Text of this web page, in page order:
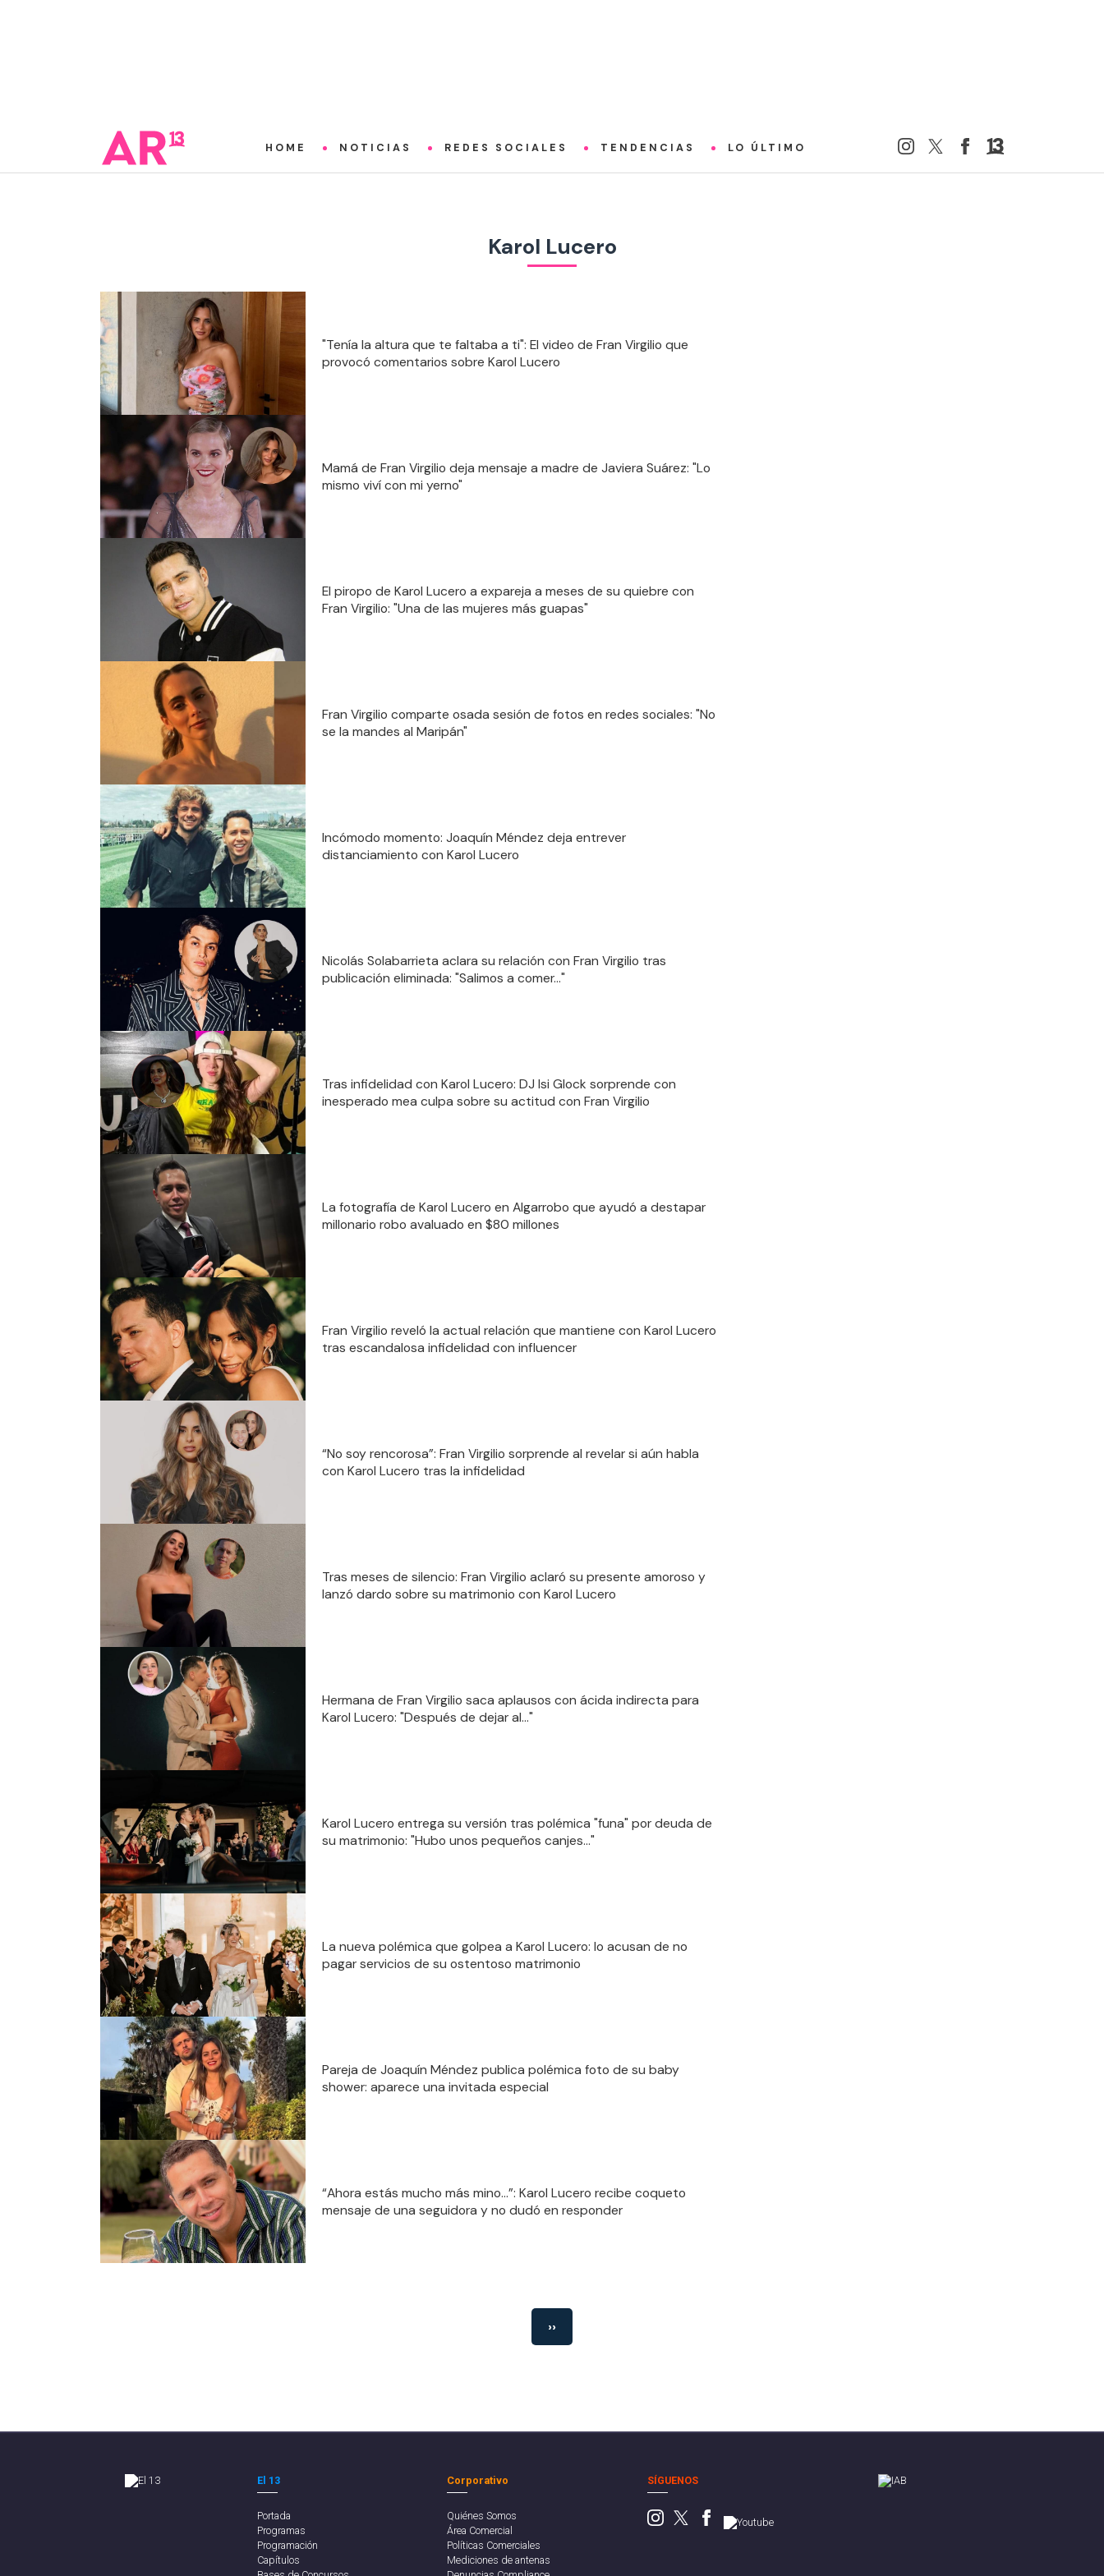
HOME NOTICIAS REDES SOCIALES TENDENCIAS LO ÚLTIMO
Karol Lucero
"Tenía la altura que te faltaba a ti": El video de Fran Virgilio que
provocó comentarios sobre Karol Lucero
Mamá de Fran Virgilio deja mensaje a madre de Javiera Suárez: "Lo
mismo viví con mi yerno"
El piropo de Karol Lucero a expareja a meses de su quiebre con
Fran Virgilio: "Una de las mujeres más guapas"
Fran Virgilio comparte osada sesión de fotos en redes sociales: "No
se la mandes al Maripán"
Incómodo momento: Joaquín Méndez deja entrever
distanciamiento con Karol Lucero
Nicolás Solabarrieta aclara su relación con Fran Virgilio tras
publicación eliminada: "Salimos a comer…"
Tras infidelidad con Karol Lucero: DJ Isi Glock sorprende con
inesperado mea culpa sobre su actitud con Fran Virgilio
La fotografía de Karol Lucero en Algarrobo que ayudó a destapar
millonario robo avaluado en $80 millones
Fran Virgilio reveló la actual relación que mantiene con Karol Lucero
tras escandalosa infidelidad con influencer
“No soy rencorosa”: Fran Virgilio sorprende al revelar si aún habla
con Karol Lucero tras la infidelidad
Tras meses de silencio: Fran Virgilio aclaró su presente amoroso y
lanzó dardo sobre su matrimonio con Karol Lucero
Hermana de Fran Virgilio saca aplausos con ácida indirecta para
Karol Lucero: "Después de dejar al..."
Karol Lucero entrega su versión tras polémica "funa" por deuda de
su matrimonio: "Hubo unos pequeños canjes..."
La nueva polémica que golpea a Karol Lucero: lo acusan de no
pagar servicios de su ostentoso matrimonio
Pareja de Joaquín Méndez publica polémica foto de su baby
shower: aparece una invitada especial
“Ahora estás mucho más mino…”: Karol Lucero recibe coqueto
mensaje de una seguidora y no dudó en responder
››
El 13
Portada
Programas
Programación
Capítulos
Corporativo
Quiénes Somos
Área Comercial
Políticas Comerciales
Mediciones de antenas
SÍGUENOS